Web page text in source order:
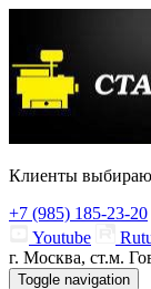
Клиенты
+7 (985) 185-23-20
Youtube
г. Москва, ст.м.
Toggle navigation